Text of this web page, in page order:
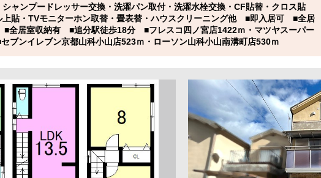
ャンプードレッサー交換・洗濯パン取付・洗濯水栓交換・CF貼替・クロス貼
上貼・TVモニターホン取替・畳表替・ハウスクリーニング他 ■即入居可 ■全居
全居室収納有 ■追分駅徒歩18分 ■フレスコ四ノ宮店1422ｍ・マツヤスーパー
ブンイレブン京都山科小山店523ｍ・ローソン山科小山南溝町店530ｍ